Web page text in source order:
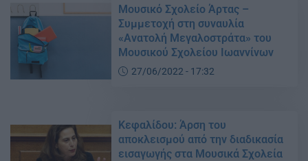
Μουσικό Σχολείο Άρτας –
Συμμετοχή στη συναυλία
«Ανατολή Μεγαλοστράτα» του
Μουσικού Σχολείου Ιωαννίνων
27/06/2022 - 17:32
Κεφαλίδου: Άρση του
αποκλεισμού από την διαδικασία
εισαγωγής στα Μουσικά Σχολεία